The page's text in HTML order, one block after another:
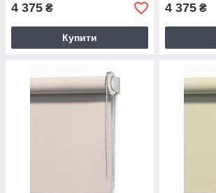
4 375 ₴
Купити
4 375 ₴